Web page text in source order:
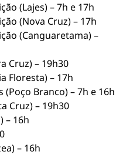
(Lajes) – 7h e 17h
(Nova Cruz) – 17h
(Canguaretama) –
Cruz) – 19h30
Floresta) – 17h
(Poço Branco) – 7h e 16h
Cruz) – 19h30
– 16h
– 16h